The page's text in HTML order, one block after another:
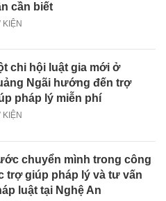
cần biết
KIỆN
chi hội luật gia mới ở
Ngãi hướng đến trợ
pháp lý miễn phí
KIỆN
chuyển mình trong công
trợ giúp pháp lý và tư vấn
luật tại Nghệ An